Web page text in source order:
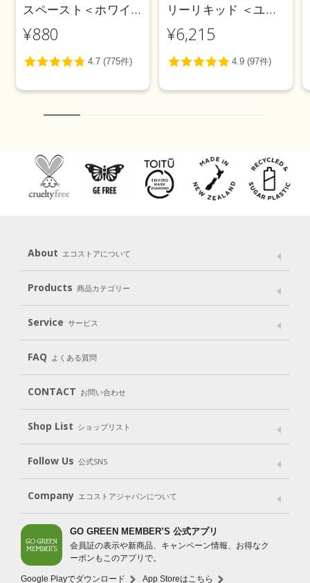
スペースト＜ホワイ
トニング＞ 100g
¥880
リーリキッド ＜ユー
カリ＞ 5L
¥6,215
About エコストアについて
メッセージ ブランドストーリー
パッケージへのこだわり
動物実験をしない
Products 商品カテゴリー
Laundry
Cleaning Baby Kids
Body（ボディ） Hair（ヘア） Oral care（オーラルケア）
Goods （グッズ）
Gift set
Service サービス
User Guide
Subscription（定期便）
FAQ よくある質問
CONTACT お問い合わせ
Shop List ショップリスト
Shop List
Follow Us 公式SNS
LINE＠ Instagram Facebook
Company エコストアジャパンについて
会社案内 ご利用規約
プライバシーポリシー
特定商取引法に基づく表示
免責事項
法人会員サービス
New Zealand Site
GO GREEN MEMBER’S 公式アプリ
会員証の表示や新商品、キャンペーン情報、お得なク
ーポンもこのアプリで。
Google Playでダウンロード App Storeはこちら